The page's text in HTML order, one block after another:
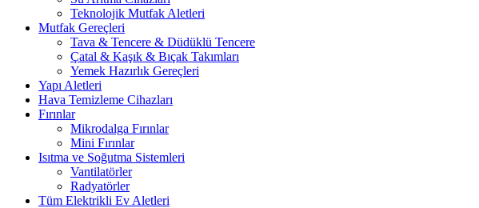
Teknolojik Mutfak Aletleri
Mutfak Gereçleri
Tava & Tencere & Düdüklü Tencere
Çatal & Kaşık & Bıçak Takımları
Yemek Hazırlık Gereçleri
Yapı Aletleri
Hava Temizleme Cihazları
Fırınlar
Mikrodalga Fırınlar
Mini Fırınlar
Isıtma ve Soğutma Sistemleri
Vantilatörler
Radyatörler
Tüm Elektrikli Ev Aletleri